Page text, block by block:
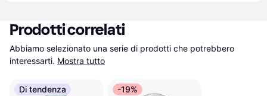
Prodotti correlati
Abbiamo selezionato una serie di prodotti che potrebbero
interessarti. Mostra tutto
Di tendenza -19%